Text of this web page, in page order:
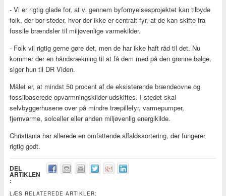
- Vi er rigtig glade for, at vi gennem byfornyelsesprojektet kan tilbyde
folk, der bor steder, hvor der ikke er centralt fyr, at de kan skifte fra
fossile brændsler til miljøvenlige varmekilder.
- Folk vil rigtig gerne gøre det, men de har ikke haft råd til det. Nu
kommer der en håndsrækning til at få dem med på den grønne bølge,
siger hun til DR Viden.
Målet er, at mindst 50 procent af de eksisterende brændeovne og
fossilbaserede opvarmningskilder udskiftes. I stedet skal
selvbyggerhusene over på mindre træpillefyr, varmepumper,
fjernvarme, solceller eller anden miljøvenlig energikilde.
Christiania har allerede en omfattende affaldssortering, der fungerer
rigtig godt.
DEL
ARTIKLEN
:
LÆS RELATEREDE ARTIKLER: